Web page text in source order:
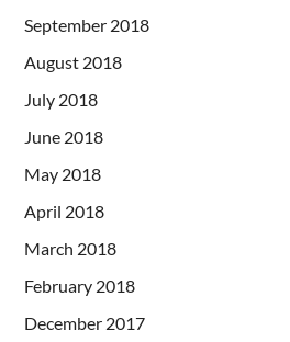
September 2018
August 2018
July 2018
June 2018
May 2018
April 2018
March 2018
February 2018
December 2017